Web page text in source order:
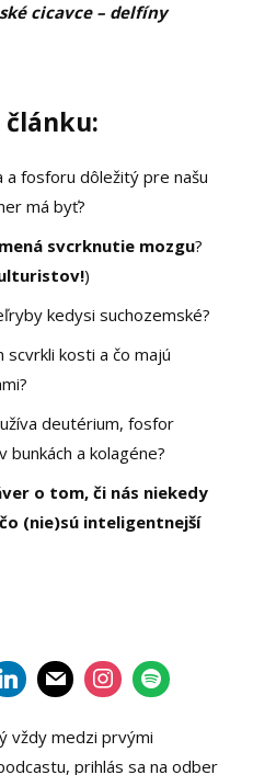
cicavce – delfíny
článku:
a fosforu dôležitý pre našu
má byť?
svcrknutie mozgu?
)
kedysi suchozemské?
scvrkli kosti a čo majú
deutérium, fosfor
bunkách a kolagéne?
o tom, či nás niekedy
(nie)sú inteligentnejší
vždy medzi prvými
prihlás sa na odber